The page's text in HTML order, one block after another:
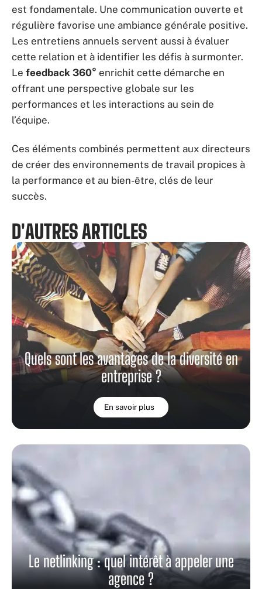
est fondamentale. Une communication ouverte et
régulière favorise une ambiance générale positive.
Les entretiens annuels servent aussi à évaluer
cette relation et à identifier les défis à surmonter.
Le feedback 360° enrichit cette démarche en
offrant une perspective globale sur les
performances et les interactions au sein de
l’équipe.
Ces éléments combinés permettent aux directeurs
de créer des environnements de travail propices à
la performance et au bien-être, clés de leur
succès.
D'AUTRES ARTICLES
Quels sont les avantages de la diversité en
entreprise ?
En savoir plus
Le netlinking : quel intérêt à appeler une
agence ?